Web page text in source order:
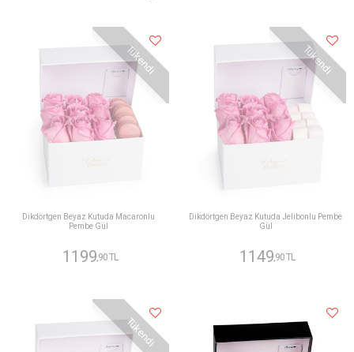
Tükendi
Dikdörtgen Beyaz Kutuda Macaronlu
Pembe Gül
1199 ,90 TL
Tükendi
Dikdörtgen Beyaz Kutuda Jelibonlu Pembe
Gül
1149 ,90 TL
Tükendi